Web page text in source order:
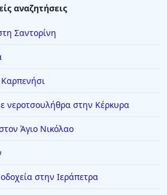
αναζητήσεις
Σαντορίνη
νεροτσουλήθρα στην Κέρκυρα
Άγιο Νικόλαο
στην Ιεράπετρα